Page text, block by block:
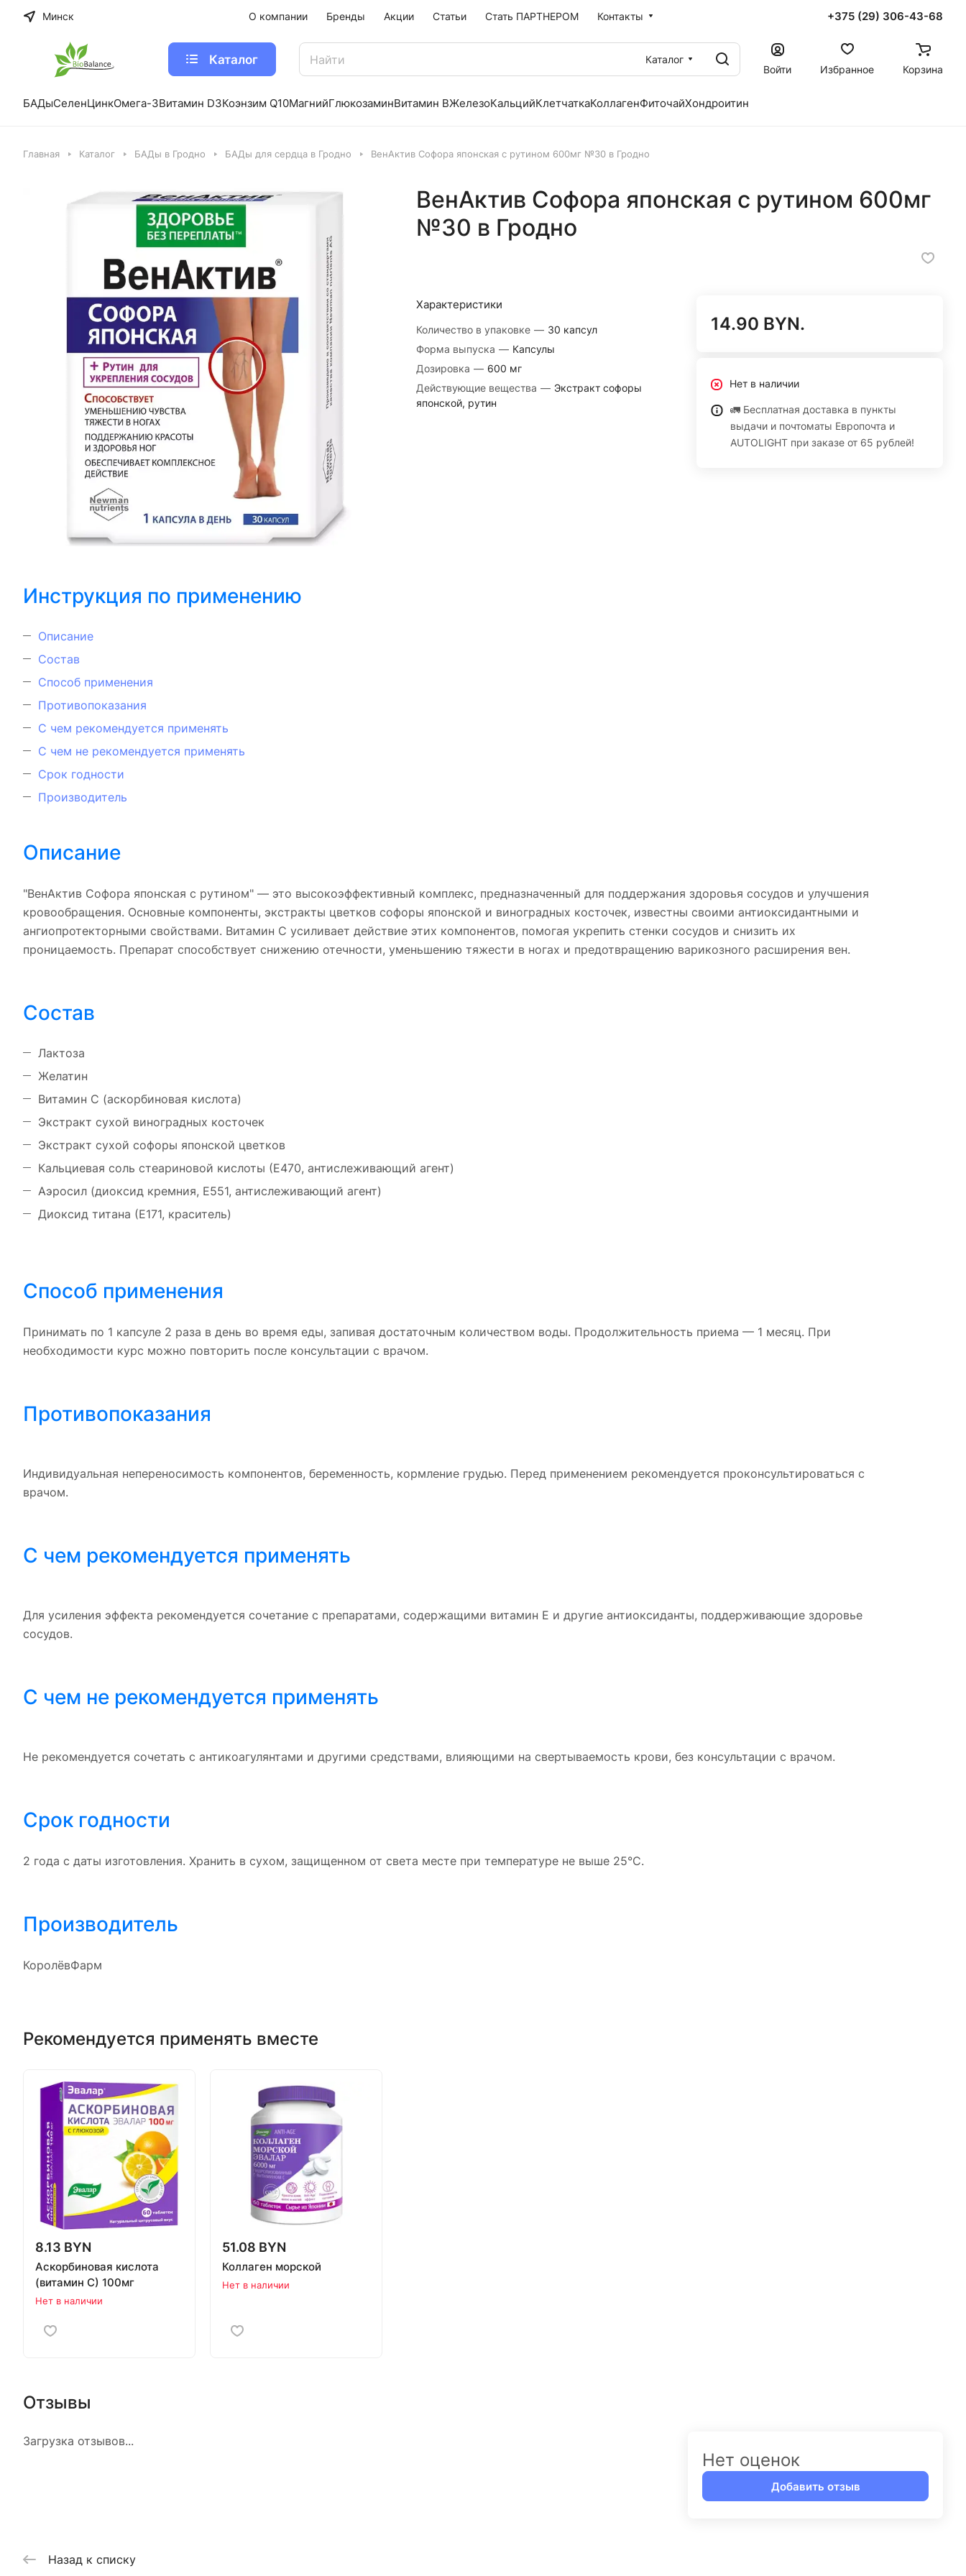
Минск О компании Бренды Акции Статьи Стать ПАРТНЕРОМ Контакты +375 (29) 306-43-68
Каталог
Каталог
Войти
Избранное Корзина
БАДыСеленЦинкОмега-3Витамин D3Коэнзим Q10МагнийГлюкозаминВитамин BЖелезоКальцийКлетчаткаКоллагенФиточайХондроитин
Главная Каталог БАДы в Гродно БАДы для сердца в Гродно ВенАктив Софора японская с рутином 600мг №30 в Гродно
ВенАктив Софора японская с рутином 600мг
№30 в Гродно
Характеристики
Количество в упаковке — 30 капсул
Форма выпуска — Капсулы
Дозировка — 600 мг
Действующие вещества — Экстракт софоры
японской, рутин
14.90 BYN.
Нет в наличии
🚛 Бесплатная доставка в пункты
выдачи и почтоматы Европочта и
AUTOLIGHT при заказе от 65 рублей!
Инструкция по применению
Описание
Состав
Способ применения
Противопоказания
С чем рекомендуется применять
С чем не рекомендуется применять
Срок годности
Производитель
Описание
"ВенАктив Софора японская с рутином" — это высокоэффективный комплекс, предназначенный для поддержания здоровья сосудов и улучшения
кровообращения. Основные компоненты, экстракты цветков софоры японской и виноградных косточек, известны своими антиоксидантными и
ангиопротекторными свойствами. Витамин С усиливает действие этих компонентов, помогая укрепить стенки сосудов и снизить их
проницаемость. Препарат способствует снижению отечности, уменьшению тяжести в ногах и предотвращению варикозного расширения вен.
Состав
Лактоза
Желатин
Витамин С (аскорбиновая кислота)
Экстракт сухой виноградных косточек
Экстракт сухой софоры японской цветков
Кальциевая соль стеариновой кислоты (Е470, антислеживающий агент)
Аэросил (диоксид кремния, Е551, антислеживающий агент)
Диоксид титана (Е171, краситель)
Способ применения
Принимать по 1 капсуле 2 раза в день во время еды, запивая достаточным количеством воды. Продолжительность приема — 1 месяц. При
необходимости курс можно повторить после консультации с врачом.
Противопоказания
Индивидуальная непереносимость компонентов, беременность, кормление грудью. Перед применением рекомендуется проконсультироваться с
врачом.
С чем рекомендуется применять
Для усиления эффекта рекомендуется сочетание с препаратами, содержащими витамин Е и другие антиоксиданты, поддерживающие здоровье
сосудов.
С чем не рекомендуется применять
Не рекомендуется сочетать с антикоагулянтами и другими средствами, влияющими на свертываемость крови, без консультации с врачом.
Срок годности
2 года с даты изготовления. Хранить в сухом, защищенном от света месте при температуре не выше 25°C.
Производитель
КоролёвФарм
Рекомендуется применять вместе
8.13 BYN
Аскорбиновая кислота
(витамин С) 100мг
Нет в наличии
51.08 BYN
Коллаген морской
Нет в наличии
Отзывы
Загрузка отзывов...
Нет оценок
Добавить отзыв
Назад к списку